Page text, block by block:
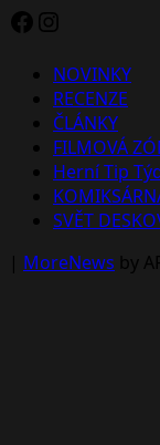
Facebook
Instagram
NOVINKY
RECENZE
ČLÁNKY
FILMOVÁ
Herní Tip
SVĚT
| MoreNews by